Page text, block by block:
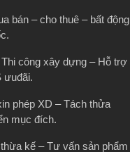
bán – cho thuê – bất động
công xây dựng – Hỗ trợ
ưuđãi.
phép XD – Tách thửa
mục đích.
kế – Tư vấn sản phẩm